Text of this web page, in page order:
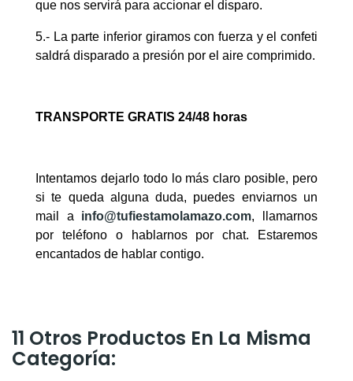
que nos servirá para accionar el disparo.
5.- La parte inferior giramos con fuerza y el confeti
saldrá disparado a presión por el aire comprimido.
TRANSPORTE GRATIS 24/48 horas
Intentamos dejarlo todo lo más claro posible, pero
si te queda alguna duda, puedes enviarnos un
mail a info@tufiestamolamazo.com, llamarnos
por teléfono o hablarnos por chat. Estaremos
encantados de hablar contigo.
11 Otros Productos En La Misma
Categoría: